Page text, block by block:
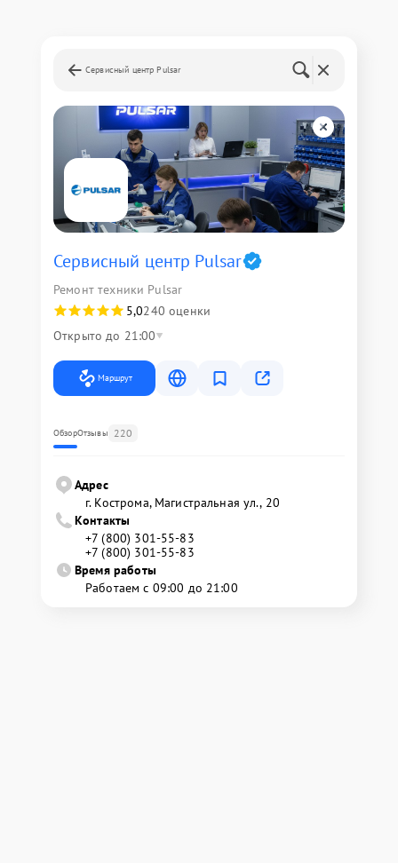
Сервисный центр Pulsar
Сервисный центр Pulsar
Ремонт техники Pulsar
5,0240 оценки
Открыто до 21:00
Маршрут
ОбзорОтзывы 220
Адрес
г. Кострома, Магистральная ул., 20
Контакты
+7 (800) 301-55-83
+7 (800) 301-55-83
Время работы
Работаем с 09:00 до 21:00